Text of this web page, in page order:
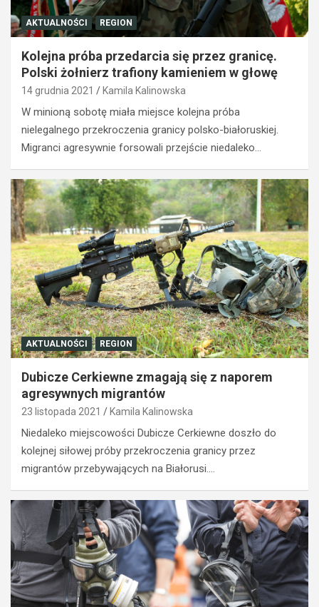
AKTUALNOŚCI REGION
Kolejna próba przedarcia się przez granicę.
Polski żołnierz trafiony kamieniem w głowę
14 grudnia 2021 Kamila Kalinowska
W minioną sobotę miała miejsce kolejna próba
nielegalnego przekroczenia granicy polsko-białoruskiej.
Migranci agresywnie forsowali przejście niedaleko…
AKTUALNOŚCI REGION
Dubicze Cerkiewne zmagają się z naporem
agresywnych migrantów
23 listopada 2021 Kamila Kalinowska
Niedaleko miejscowości Dubicze Cerkiewne doszło do
kolejnej siłowej próby przekroczenia granicy przez
migrantów przebywających na Białorusi.…